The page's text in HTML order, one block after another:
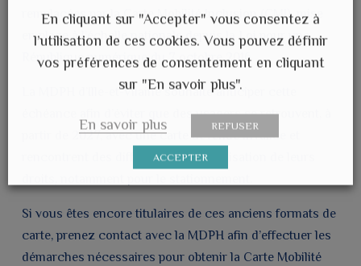
remplacées par la Carte Mobilité Inclusion (CMI), mise
en place à l’échelle nationale depuis la Loi pour une
République numérique du 7 octobre 2016.
La MDPH d’Ille-et-Vilaine souhaite anticiper cette
échéance afin d’éviter que des usagers se retrouvent, à
partir de 2027, avec une carte devenue invalide et
rencontrent des difficultés dans l’utilisation de leurs
Si vous êtes encore titulaires de ces anciens formats de
carte, prenez contact avec la MDPH afin d’effectuer les
démarches nécessaires pour obtenir la Carte Mobilité
En cliquant sur "Accepter" vous consentez à
l’utilisation de ces cookies. Vous pouvez définir
vos préférences de consentement en cliquant
sur "En savoir plus".
En savoir plus REFUSER
ACCEPTER